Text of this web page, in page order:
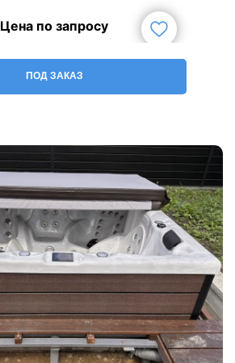
Цена по запросу
ПОД ЗАКАЗ